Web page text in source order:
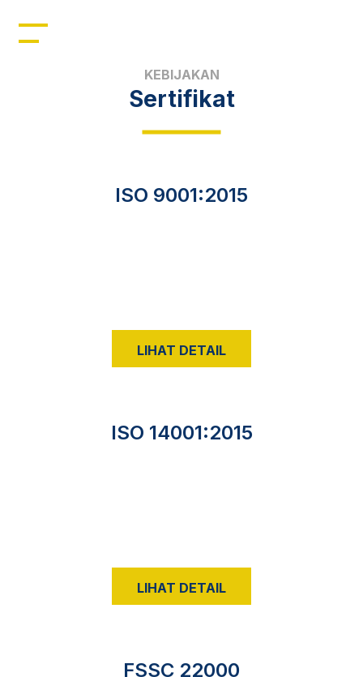
Home
KEBIJAKAN
Sertifikat
ISO 9001:2015
LIHAT DETAIL
ISO 14001:2015
LIHAT DETAIL
FSSC 22000